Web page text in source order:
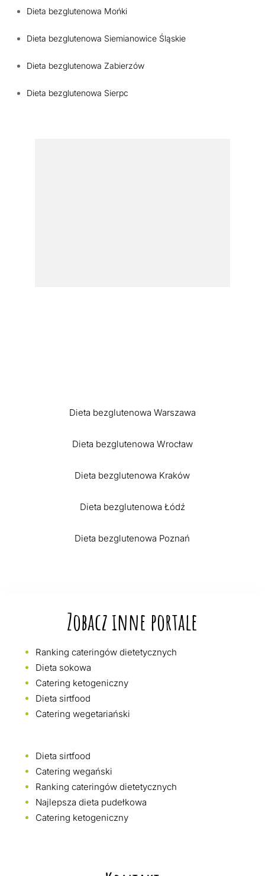
Dieta bezglutenowa Mońki
Dieta bezglutenowa Siemianowice Śląskie
Dieta bezglutenowa Zabierzów
Dieta bezglutenowa Sierpc
Dieta bezglutenowa Warszawa
Dieta bezglutenowa Wrocław
Dieta bezglutenowa Kraków
Dieta bezglutenowa Łódź
Dieta bezglutenowa Poznań
Zobacz inne portale
Ranking cateringów dietetycznych
Dieta sokowa
Catering ketogeniczny
Dieta sirtfood
Catering wegetariański
Dieta sirtfood
Catering wegański
Ranking cateringów dietetycznych
Najlepsza dieta pudełkowa
Catering ketogeniczny